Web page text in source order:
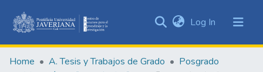
&
Collections
Log In (current)
Home A. Tesis y Trabajos de Grado
Posgrado